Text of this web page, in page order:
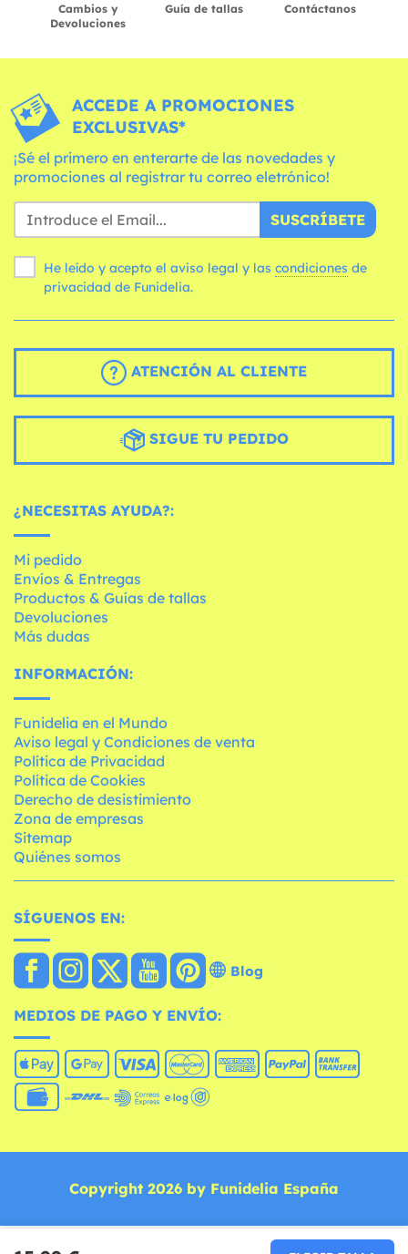
Cambios y
Devoluciones
Guía de tallas Contáctanos
ACCEDE A PROMOCIONES
EXCLUSIVAS*
¡Sé el primero en enterarte de las novedades y
promociones al registrar tu correo eletrónico!
SUSCRÍBETE
He leído y acepto el aviso legal y las condiciones
privacidad de Funidelia.
ATENCIÓN AL CLIENTE
SIGUE TU PEDIDO
¿NECESITAS AYUDA?:
Mi pedido
Envíos & Entregas
Productos & Guías de tallas
Devoluciones
Más dudas
INFORMACIÓN:
Funidelia en el Mundo
Aviso legal y Condiciones de venta
Política de Privacidad
Política de Cookies
Derecho de desistimiento
Zona de empresas
Sitemap
Quiénes somos
SÍGUENOS EN:
Blog
MEDIOS DE PAGO Y ENVÍO:
Copyright 2026 by Funidelia España